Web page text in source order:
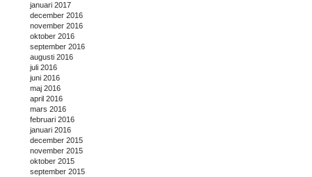
januari 2017
december 2016
november 2016
oktober 2016
september 2016
augusti 2016
juli 2016
juni 2016
maj 2016
april 2016
mars 2016
februari 2016
januari 2016
december 2015
november 2015
oktober 2015
september 2015